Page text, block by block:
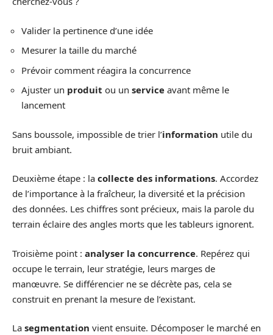
Valider la pertinence d’une idée
Mesurer la taille du marché
Prévoir comment réagira la concurrence
Ajuster un produit ou un service avant même le
lancement
Sans boussole, impossible de trier l’information utile du
bruit ambiant.
Deuxième étape : la collecte des informations. Accordez
de l’importance à la fraîcheur, la diversité et la précision
des données. Les chiffres sont précieux, mais la parole du
terrain éclaire des angles morts que les tableurs ignorent.
Troisième point : analyser la concurrence. Repérez qui
occupe le terrain, leur stratégie, leurs marges de
manœuvre. Se différencier ne se décrète pas, cela se
construit en prenant la mesure de l’existant.
La segmentation vient ensuite. Décomposer le marché en